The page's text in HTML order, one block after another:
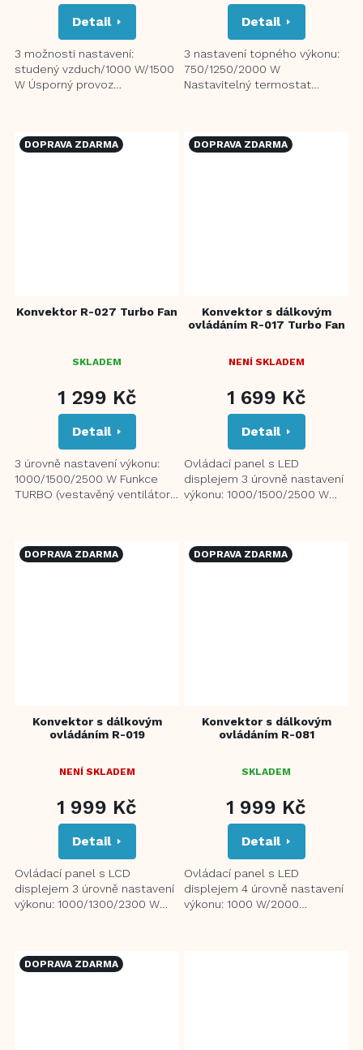
Detail
3 možnosti nastavení:
studený vzduch/1000 W/1500
W Úsporný provoz
Detail
3 nastavení topného výkonu:
750/1250/2000 W
Nastavitelný termostat
DOPRAVA ZDARMA
Konvektor R-027 Turbo Fan
SKLADEM
1 299 Kč
Detail
3 úrovně nastavení výkonu:
1000/1500/2500 W Funkce
TURBO (vestavěný ventilátor
DOPRAVA ZDARMA
Konvektor s dálkovým
ovládáním R-017 Turbo Fan
NENÍ SKLADEM
1 699 Kč
Detail
Ovládací panel s LED
displejem 3 úrovně nastavení
výkonu: 1000/1500/2500 W
DOPRAVA ZDARMA
Konvektor s dálkovým
ovládáním R-019
NENÍ SKLADEM
1 999 Kč
Detail
Ovládací panel s LCD
displejem 3 úrovně nastavení
výkonu: 1000/1300/2300 W
DOPRAVA ZDARMA
Konvektor s dálkovým
ovládáním R-081
SKLADEM
1 999 Kč
Detail
Ovládací panel s LED
displejem 4 úrovně nastavení
výkonu: 1000 W/2000
DOPRAVA ZDARMA